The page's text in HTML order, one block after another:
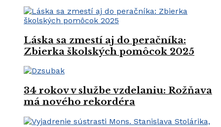
Láska sa zmestí aj do peračníka:
Zbierka školských pomôcok 2025
34 rokov v službe vzdelaniu: Rožňava
má nového rekordéra